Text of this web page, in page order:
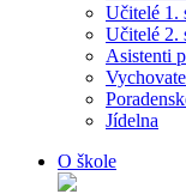
Učitelé 1.
Učitelé 2.
Asistenti
Jídelna
O škole